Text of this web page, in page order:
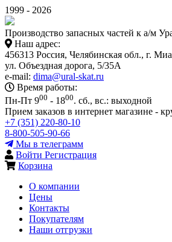
1999 - 2026
Производство запасных частей к а/м
Наш адрес:
456313 Россия, Челябинская обл., г.
ул. Объездная дорога, 5/35А
e-mail: dima@ural-skat.ru
Время работы:
Пн-Пт 900 - 1800. сб., вс.: выходной
Прием заказов в интернет магазине -
+7 (351) 220-80-10
8-800-505-90-66
Мы в телеграмм
Войти Регистрация
Корзина
О компании
Цены
Контакты
Покупателям
Наши отгрузки